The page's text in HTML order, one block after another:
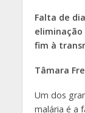
Falta de
eliminação
fim à
Tâmara
Um dos
malária é a